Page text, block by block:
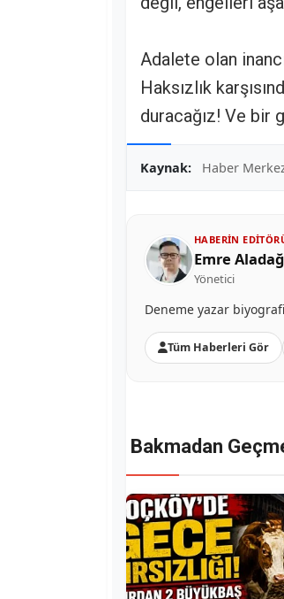
Adalete olan
Haksızlık
duracağız! Ve bir
Kaynak: Haber
HABERIN
Emre Aladağ
Yönetici
Deneme yazar
Tüm Haberleri Gör
Bakmadan